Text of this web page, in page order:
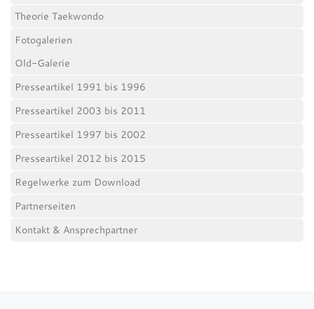
Theorie Taekwondo
Fotogalerien
Old-Galerie
Presseartikel 1991 bis 1996
Presseartikel 2003 bis 2011
Presseartikel 1997 bis 2002
Presseartikel 2012 bis 2015
Regelwerke zum Download
Partnerseiten
Kontakt & Ansprechpartner